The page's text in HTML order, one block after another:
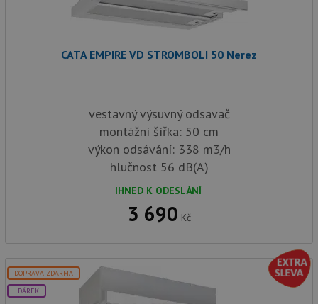
CATA EMPIRE VD STROMBOLI 50 Nerez
vestavný výsuvný odsavač
montážní šířka: 50 cm
výkon odsávání: 338 m3/h
hlučnost 56 dB(A)
IHNED K ODESLÁNÍ
3 690 Kč
DOPRAVA ZDARMA
+DÁREK